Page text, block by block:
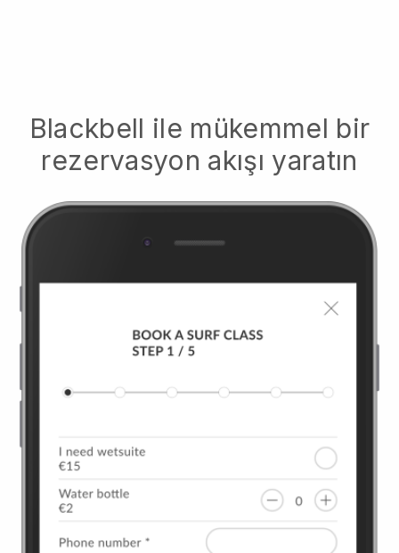
Blackbell ile mükemmel bir
rezervasyon akışı yaratın